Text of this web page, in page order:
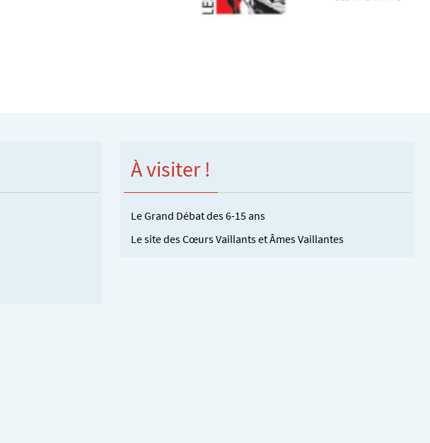
À visiter !
Le Grand Débat des 6-15 ans
Le site des Cœurs Vaillants et Âmes Vaillantes